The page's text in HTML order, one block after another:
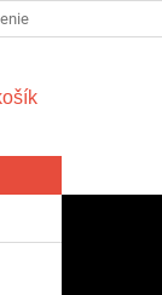
FORMULÁR NA